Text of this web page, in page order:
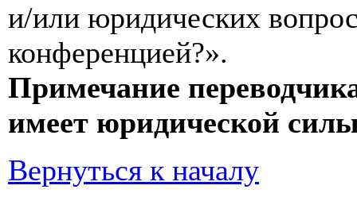
и/или юридических
конференцией?».
Примечание
имеет юридической
Вернуться к началу